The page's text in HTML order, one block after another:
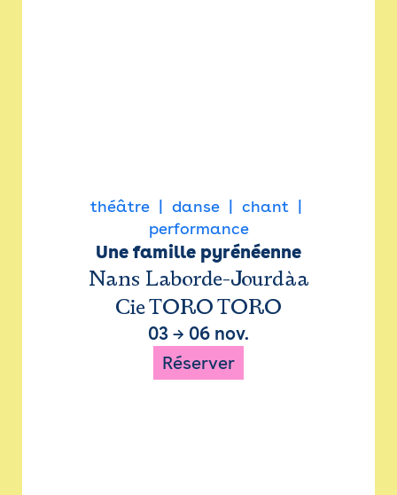
théâtre danse
chant
performance
Une famille pyrénéenne
Nans Laborde-Jourdàa
Cie TORO TORO
03 → 06 nov.
Réserver